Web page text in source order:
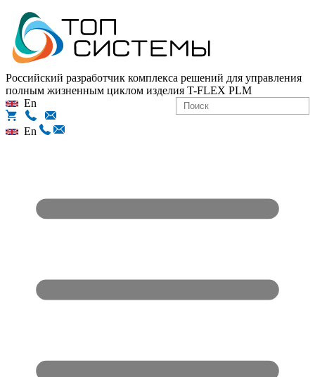
Российский разработчик комплекса решений для управления
полным жизненным циклом изделия T-FLEX PLM
En
En